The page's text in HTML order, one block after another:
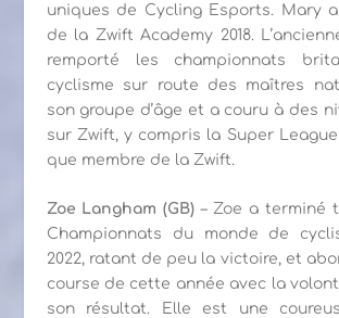
uniques de Cycling Esports. Mary
de la Zwift Academy 2018.
remporté les championnats
cyclisme sur route des maîtres
son groupe d’âge et a couru à des
sur Zwift, y compris la Super
que membre de la Zwift.
Zoe Langham (GB) – Zoe a terminé
Championnats du monde de
2022, ratant de peu la victoire, et
course de cette année avec la
son résultat. Elle est une